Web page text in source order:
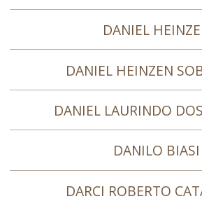
DANIEL
DANIEL HEINZEN
DANIEL LAURINDO
DANILO BIASI
DARCI ROBERTO